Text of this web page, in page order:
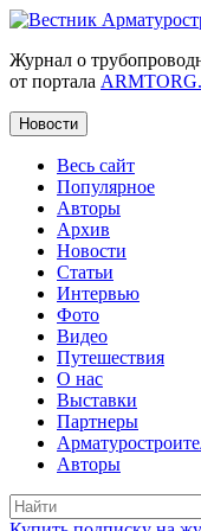
Журнал о
от портала
Новости
Весь сайт
Популярное
Авторы
Архив
Новости
Статьи
Интервью
Фото
Видео
Путешествия
О нас
Выставки
Партнеры
Авторы